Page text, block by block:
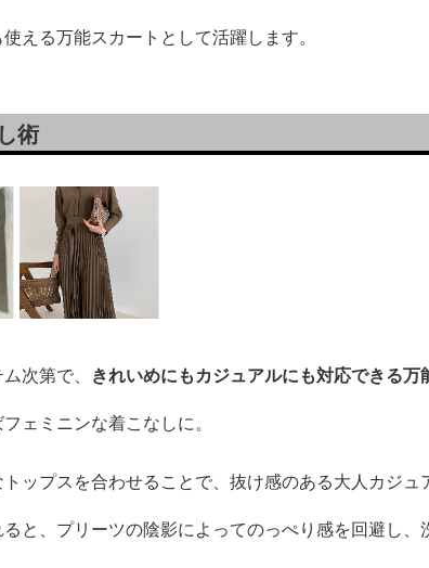
える万能スカートとして活躍します。
術
次第で、 きれいめにもカジュアルにも対応できる万
ェミニンな着こなしに。
ップスを合わせることで、抜け感のある大人カジュ
と、プリーツの陰影によってのっぺり感を回避し、